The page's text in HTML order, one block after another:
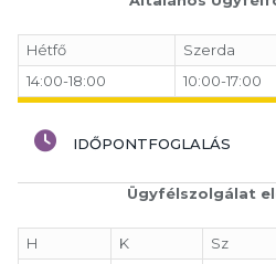
Hétfő Szerda
14:00-18:00
10:00-17:00
IDŐPONTFOGLALÁS
Ügyfélszolgálat
H K Sz